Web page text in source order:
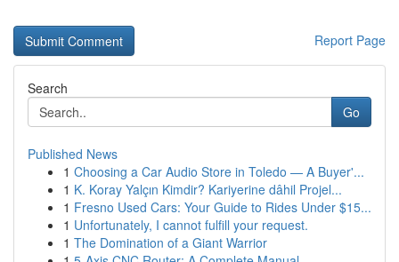
Report Page
Search
Go
Published News
1 Choosing a Car Audio Store in Toledo — A Buyer'...
1 K. Koray Yalçın Kimdir? Kariyerine dâhil Projel...
1 Fresno Used Cars: Your Guide to Rides Under $15...
1 Unfortunately, I cannot fulfill your request.
1 The Domination of a Giant Warrior